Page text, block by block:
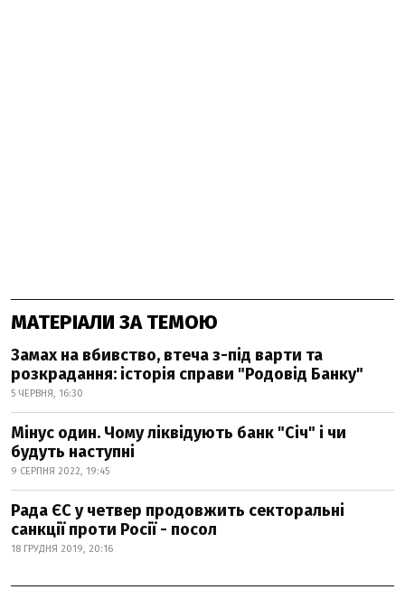
МАТЕРІАЛИ ЗА ТЕМОЮ
Замах на вбивство, втеча з-під варти та
розкрадання: історія справи "Родовід Банку"
5 ЧЕРВНЯ, 16:30
Мінус один. Чому ліквідують банк "Січ" і чи
будуть наступні
9 СЕРПНЯ 2022, 19:45
Рада ЄС у четвер продовжить секторальні
санкції проти Росії - посол
18 ГРУДНЯ 2019, 20:16